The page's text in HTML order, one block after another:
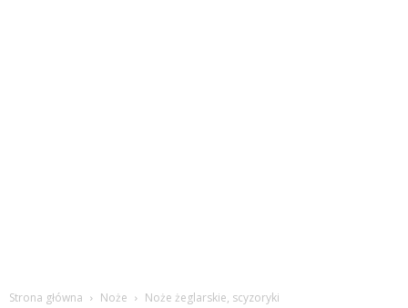
Strona główna Noże Noże żeglarskie, scyzoryki